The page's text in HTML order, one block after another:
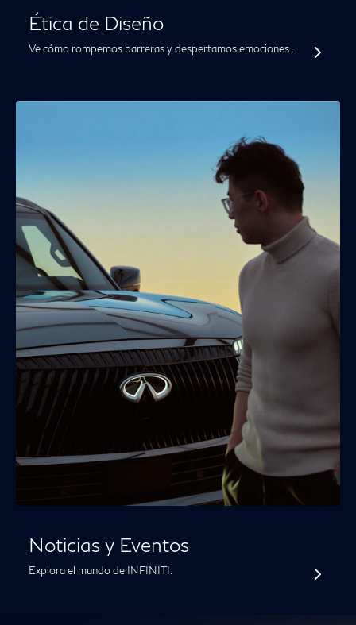
Ética de Diseño
Ve cómo rompemos barreras y despertamos emociones..
Noticias y Eventos
Explora el mundo de INFINITI.